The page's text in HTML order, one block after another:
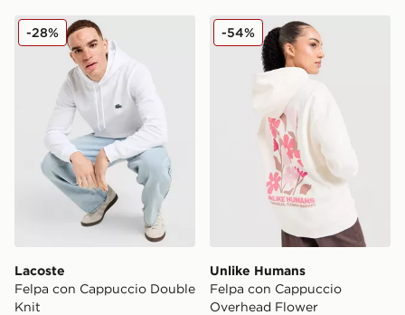
Lacoste Felpa con Cappuccio Double Knit
Lacoste
Felpa con Cappuccio Double
Knit
-28% Unlike Humans Felpa con
Unlike Humans
Felpa con Cappuccio
Overhead Flower
-54%